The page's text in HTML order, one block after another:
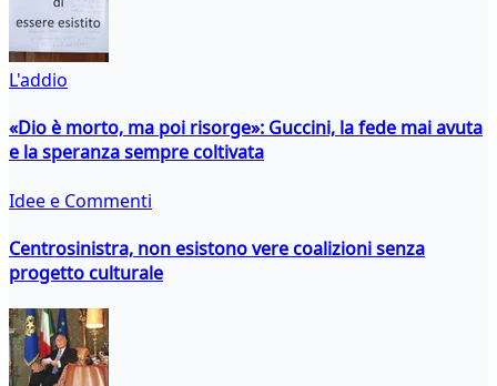
L'addio
«Dio è morto, ma poi risorge»: Guccini, la fede mai avuta
e la speranza sempre coltivata
Idee e Commenti
Centrosinistra, non esistono vere coalizioni senza
progetto culturale